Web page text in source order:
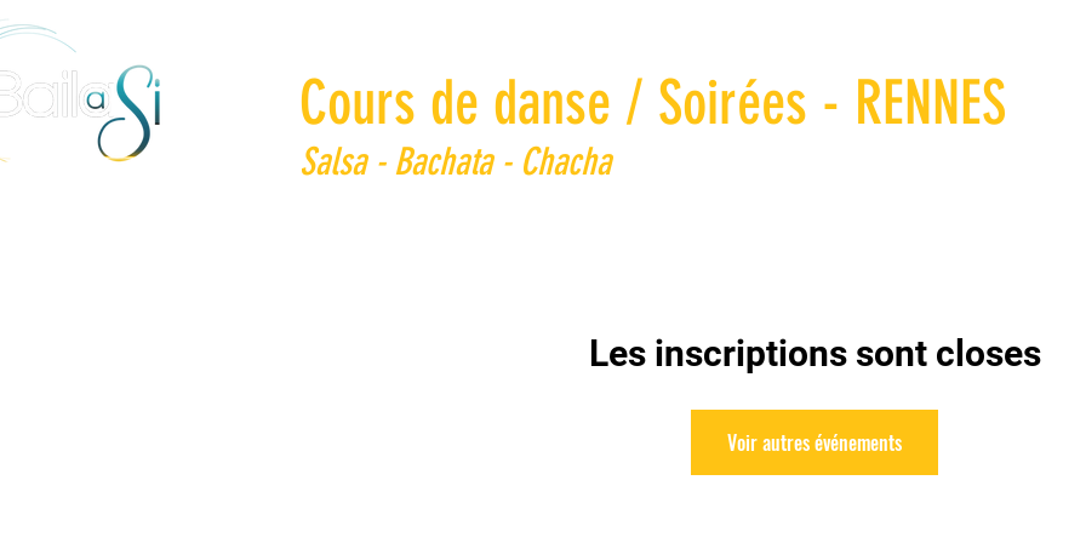
Cours de danse / Soirées - RENNES
Salsa - Bachata - Chacha
Les inscriptions sont closes
Voir autres événements